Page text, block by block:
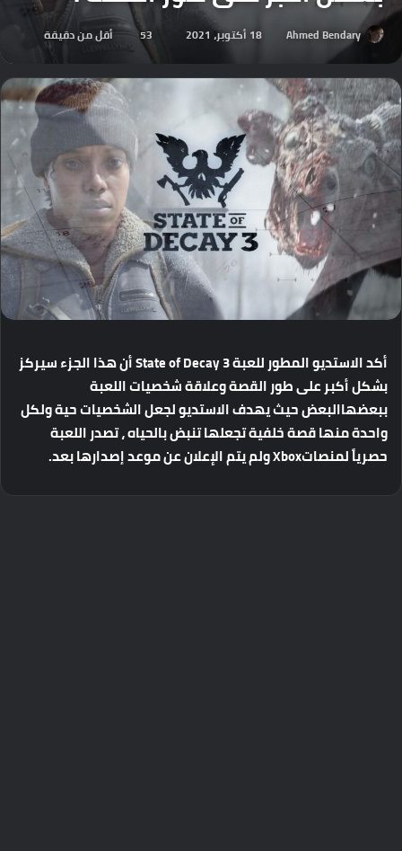
Ahmed Bendary 18 أكتوبر، 2021 53 أقل من دقيقة
أكدالاستديوالمطورللعبة أنهذاالجزءسيركز
بشكلأكبرعلىطورالقصةوعلاقةشخصياتاللعبة
ببعضهاالبعضحيثيهدفالاستديولجعلالشخصياتحيةولكل
واحدةمنهاقصةخلفيةتجعلهاتنبضبالحياه،تصدراللعبة
حصرياًلمنصاتXboxولميتمالإعلانعنموعدإصدارهابعد.